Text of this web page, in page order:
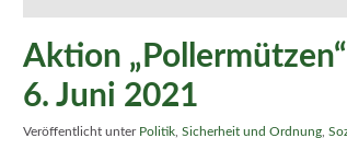
Aktion
6. Juni 2021
Veröffentlicht unter Politik Sicherheit und Ordnung